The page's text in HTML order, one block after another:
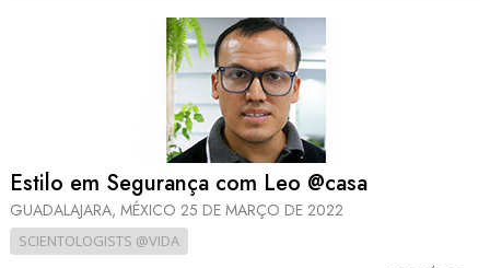
Estilo em Segurança com Leo @casa
GUADALAJARA, MÉXICO 25 DE MARÇO DE 2022
SCIENTOLOGISTS @VIDA